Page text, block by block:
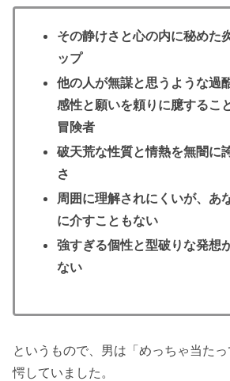
その静けさと心の内に秘めた
ップ
他の人が無謀と思うような過
感性と願いを頼りに臆するこ
冒険者
破天荒な性質と情熱を無闇に
さ
周囲に理解されにくいが、あ
に介すこともない
強すぎる個性と型破りな発想
ない
というもので、男は「めっちゃ当た
愕していました。